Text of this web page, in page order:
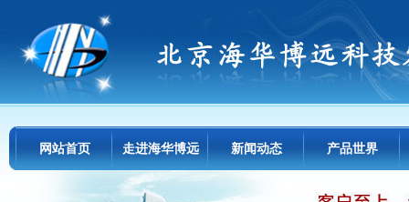
网站首页 走进海华博远 新闻动态 产品世界